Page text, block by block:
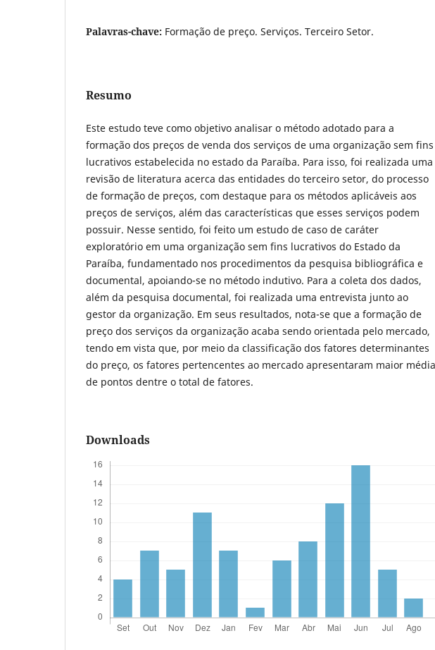
Palavras-chave: Formação de preço. Serviços. Terceiro Setor.
Resumo
Este estudo teve como objetivo analisar o método adotado para a
formação dos preços de venda dos serviços de uma organização sem fins
lucrativos estabelecida no estado da Paraíba. Para isso, foi realizada uma
revisão de literatura acerca das entidades do terceiro setor, do processo
de formação de preços, com destaque para os métodos aplicáveis aos
preços de serviços, além das características que esses serviços podem
possuir. Nesse sentido, foi feito um estudo de caso de caráter
exploratório em uma organização sem fins lucrativos do Estado da
Paraíba, fundamentado nos procedimentos da pesquisa bibliográfica e
documental, apoiando-se no método indutivo. Para a coleta dos dados,
além da pesquisa documental, foi realizada uma entrevista junto ao
gestor da organização. Em seus resultados, nota-se que a formação de
preço dos serviços da organização acaba sendo orientada pelo mercado,
tendo em vista que, por meio da classificação dos fatores determinantes
do preço, os fatores pertencentes ao mercado apresentaram maior média
de pontos dentre o total de fatores.
Downloads